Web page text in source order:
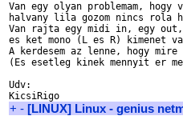
Van egy olyan problemam, hogy
halvany lila gozom nincs rola
Van rajta egy midi in, egy
es ket mono (L es R) kimenet
A kerdesem az lenne, hogy
(Es esetleg kinek mennyit er
Udv:
+ - [LINUX] Linux - genius